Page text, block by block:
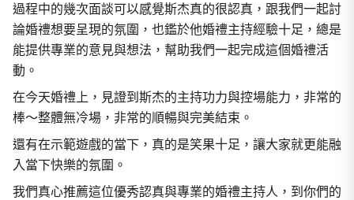
過程中的幾次面談可以感覺斯杰真的很認真，跟我們一起討
論婚禮想要呈現的氛圍，也鑑於他婚禮主持經驗十足，總是
能提供專業的意見與想法，幫助我們一起完成這個婚禮活
動。
在今天婚禮上，見證到斯杰的主持功力與控場能力，非常的
棒～整體無冷場，非常的順暢與完美結束。
還有在示範遊戲的當下，真的是笑果十足，讓大家就更能融
入當下快樂的氛圍。
我們真心推薦這位優秀認真與專業的婚禮主持人，到你們的